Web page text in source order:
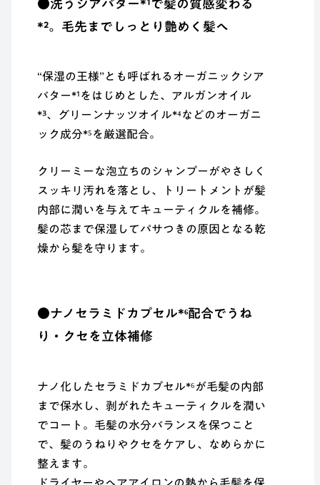
●洗うシアバター*¹で髪の質感変わる
*²。毛先までしっとり艶めく髪へ
“保湿の王様”とも呼ばれるオーガニックシア
バター*¹をはじめとした、アルガンオイル
*³、グリーンナッツオイル*⁴などのオーガニ
ック成分*⁵を厳選配合。
クリーミーな泡立ちのシャンプーがやさしく
スッキリ汚れを落とし、トリートメントが髪
内部に潤いを与えてキューティクルを補修。
髪の芯まで保湿してパサつきの原因となる乾
燥から髪を守ります。
●ナノセラミドカプセル*⁶配合でうね
り・クセを立体補修
ナノ化したセラミドカプセル*⁶が毛髪の内部
まで保水し、剥がれたキューティクルを潤い
でコート。毛髪の水分バランスを保つこと
で、髪のうねりやクセをケアし、なめらかに
整えます。